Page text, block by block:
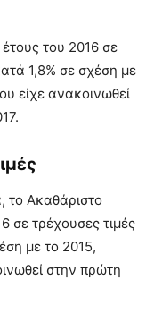
του 2016 σε
1,8% σε σχέση με
είχε ανακοινωθεί
το Ακαθάριστο
σε τρέχουσες τιμές
με το 2015,
στην πρώτη